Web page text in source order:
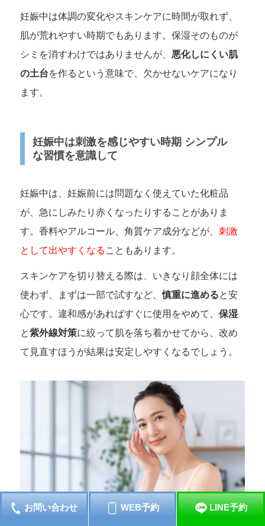
妊娠中は体調の変化やスキンケアに時間が取れず、
肌が荒れやすい時期でもあります。保湿そのものが
シミを消すわけではありませんが、 悪化しにくい肌
の土台を作るという意味で、欠かせないケアになり
ます。
妊娠中は刺激を感じやすい時期 シンプル
な習慣を意識して
妊娠中は、妊娠前には問題なく使えていた化粧品
が、急にしみたり赤くなったりすることがありま
す。香料やアルコール、角質ケア成分などが、 刺激
として出やすくなる こともあります。
スキンケアを切り替える際は、いきなり顔全体には
使わず、まずは一部で試すなど、慎重に進めると安
心です。違和感があればすぐに使用をやめて、 保湿
と紫外線対策に絞って肌を落ち着かせてから、改め
て見直すほうが結果は安定しやすくなるでしょう。
お問い合わせ WEB予約 LINE予約